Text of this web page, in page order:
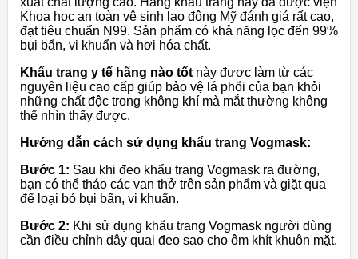
Khoa học an toàn vệ sinh lao động Mỹ đánh giá rất cao,
đạt tiêu chuẩn N99. Sản phẩm có khả năng lọc đến 99%
bụi bẩn, vi khuẩn và hơi hóa chất.
Khẩu trang y tế hãng nào tốt này được làm từ các
nguyên liệu cao cấp giúp bảo vệ lá phổi của bạn khỏi
những chất độc trong không khí mà mắt thường không
thể nhìn thấy được.
Hướng dẫn cách sử dụng khẩu trang Vogmask:
Bước 1: Sau khi đeo khẩu trang Vogmask ra đường,
bạn có thể tháo các van thở trên sản phẩm và giặt qua
để loại bỏ bụi bẩn, vi khuẩn.
Bước 2: Khi sử dụng khẩu trang Vogmask người dùng
cần điều chỉnh dây quai đeo sao cho ôm khít khuôn mặt.